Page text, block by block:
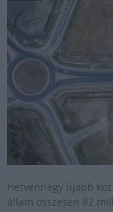
Hetvennégy újabb
állam összesen 82